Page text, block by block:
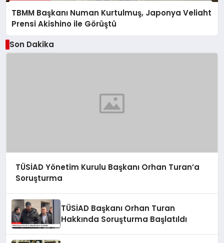
TBMM Başkanı Numan Kurtulmuş, Japonya Veliaht
Prensi Akishino ile Görüştü
Son Dakika
TÜSİAD Yönetim Kurulu Başkanı Orhan Turan’a
Soruşturma
TÜSİAD Başkanı Orhan Turan
Hakkında Soruşturma Başlatıldı